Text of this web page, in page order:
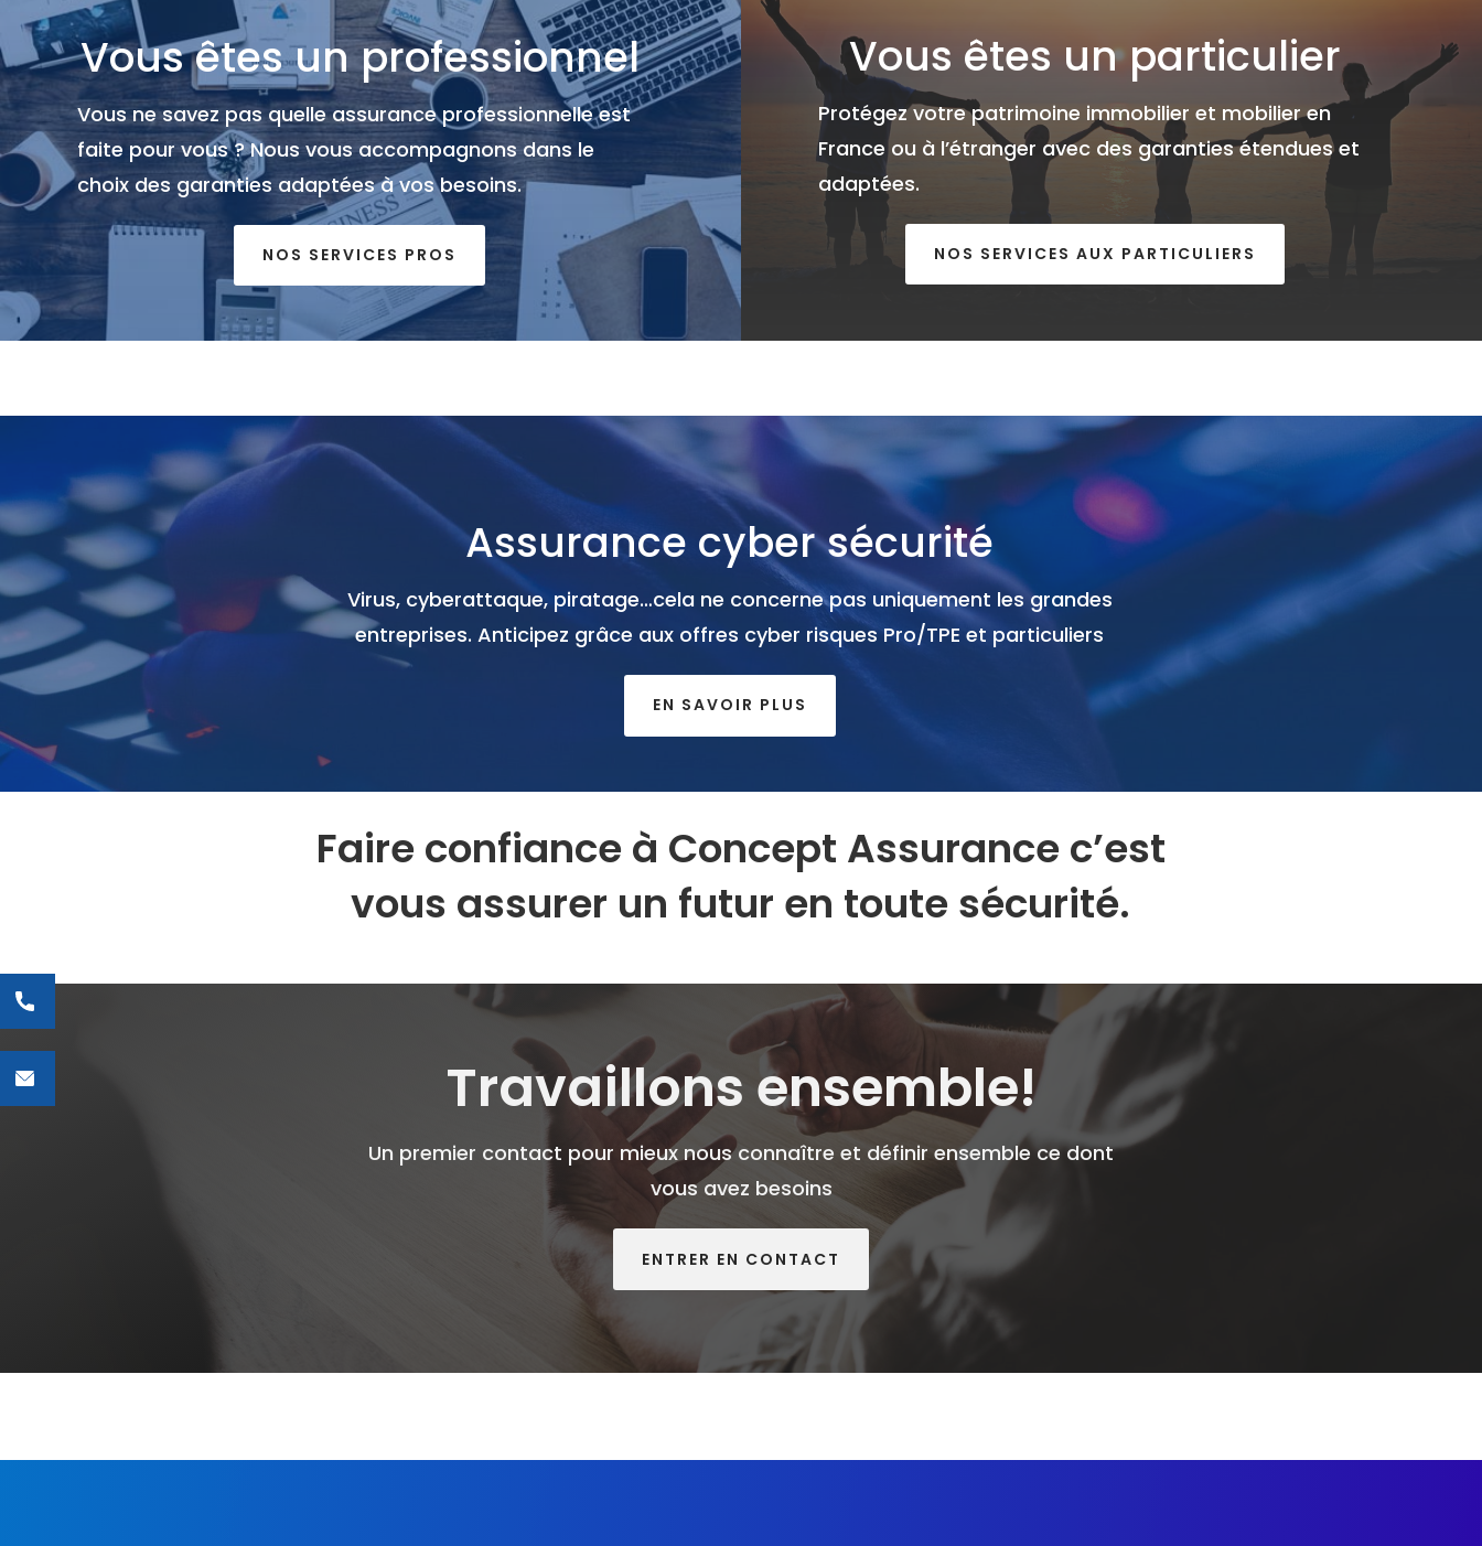
Vous êtes un professionnel
Vous ne savez pas quelle assurance professionnelle est
faite pour vous ? Nous vous accompagnons dans le
choix des garanties adaptées à vos besoins.
NOS SERVICES PROS
Vous êtes un particulier
Protégez votre patrimoine immobilier et mobilier en
France ou à l’étranger avec des garanties étendues et
adaptées.
NOS SERVICES AUX PARTICULIERS
Assurance cyber sécurité
Virus, cyberattaque, piratage…cela ne concerne pas uniquement les grandes
entreprises. Anticipez grâce aux offres cyber risques Pro/TPE et particuliers
EN SAVOIR PLUS
Faire confiance à Concept Assurance c’est
vous assurer un futur en toute sécurité.
Travaillons ensemble!
Un premier contact pour mieux nous connaître et définir ensemble ce dont
vous avez besoins
ENTRER EN CONTACT